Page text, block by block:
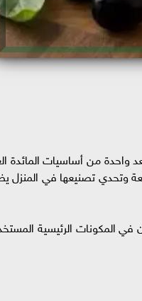
واحدة من أساسيات المائدة
وتحدي تصنيعها في المنزل
المكونات الرئيسية